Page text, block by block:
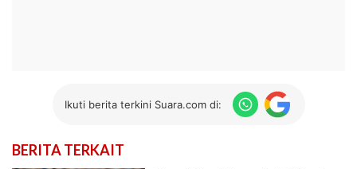
Ikuti berita terkini Suara.com di:
BERITA TERKAIT